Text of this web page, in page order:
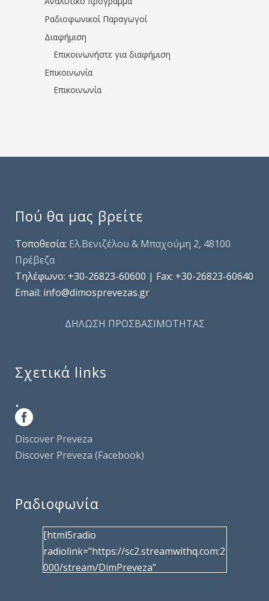
Ραδιοφωνικοί Παραγωγοί
Διαφήμιση
Επικοινωνήστε για διαφήμιση
Επικοινωνία
Επικοινωνία
Πού θα μας βρείτε
Τοποθεσία: Ελ.Βενιζέλου & Μπαχούμη 2, 48100
Πρέβεζα
Τηλέφωνo: +30-26823-60600 | Fax: +30-26823-60640
Email: info@dimosprevezas.gr
ΔΗΛΩΣΗ ΠΡΟΣΒΑΣΙΜΟΤΗΤΑΣ
Σχετικά links
.
Discover Preveza
Discover Preveza (Facebook)
Ραδιοφωνία
[html5radio
radiolink="https://sc2.streamwithq.com:2
000/stream/DimPreveza"